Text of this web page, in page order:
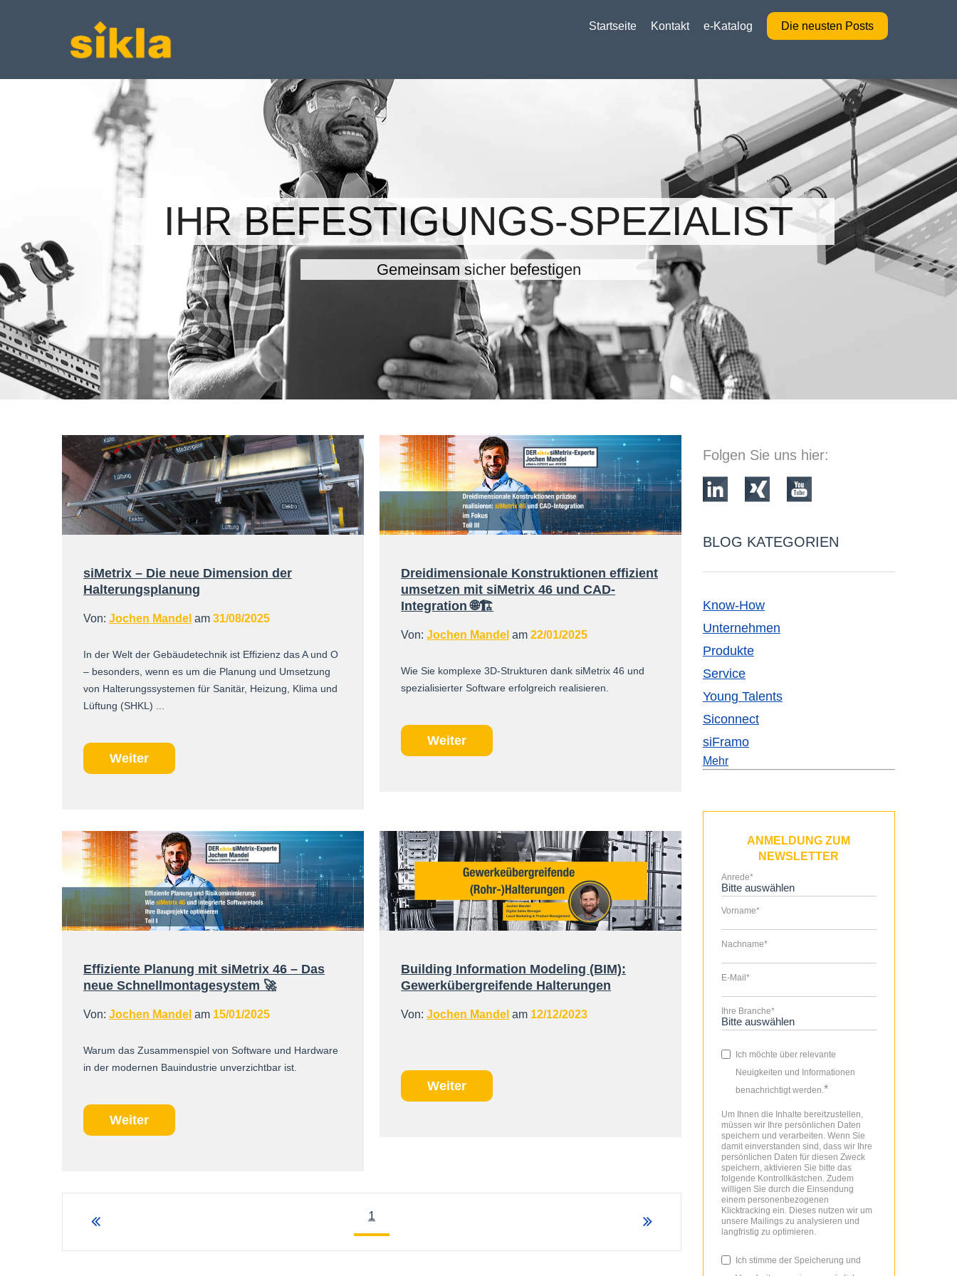
Startseite Kontakt e-Katalog Die neusten Posts
IHR BEFESTIGUNGS-SPEZIALIST
Gemeinsam sicher befestigen
siMetrix – Die neue Dimension der
Halterungsplanung
Von: Jochen Mandel am 31/08/2025
In der Welt der Gebäudetechnik ist Effizienz das A und O
– besonders, wenn es um die Planung und Umsetzung
von Halterungssystemen für Sanitär, Heizung, Klima und
Lüftung (SHKL) ...
Weiter
Dreidimensionale Konstruktionen effizient
umsetzen mit siMetrix 46 und CAD-
Integration 🌐🏗️
Von:Jochen Mandel am22/01/2025
Wie Sie komplexe 3D-Strukturen dank siMetrix 46 und
spezialisierter Software erfolgreich realisieren.
Weiter
Effiziente Planung mit siMetrix 46 – Das
neue Schnellmontagesystem 🚀
Von: Jochen Mandel am 15/01/2025
Warum das Zusammenspiel von Software und Hardware
in der modernen Bauindustrie unverzichtbar ist.
Weiter
Building Information Modeling (BIM):
Gewerkübergreifende Halterungen
Von:Jochen Mandel am 12/12/2023
Weiter
1
Folgen Sie uns hier:
BLOG KATEGORIEN
Know-How
Unternehmen
Produkte
Service
Young Talents
Siconnect
siFramo
Mehr
ANMELDUNG ZUM
NEWSLETTER
Anrede*
Vorname*
Nachname*
E-Mail*
Ihre Branche*
Ich möchte über relevante
Neuigkeiten und Informationen
benachrichtigt werden. *
Um Ihnen die Inhalte bereitzustellen,
müssen wir Ihre persönlichen Daten
speichern und verarbeiten. Wenn Sie
damit einverstanden sind, dass wir Ihre
persönlichen Daten für diesen Zweck
speichern, aktivieren Sie bitte das
folgende Kontrollkästchen. Zudem
willigen Sie durch die Einsendung
einem personenbezogenen
Klicktracking ein. Dieses nutzen wir um
unsere Mailings zu analysieren und
langfristig zu optimieren.
Ich stimme der Speicherung und